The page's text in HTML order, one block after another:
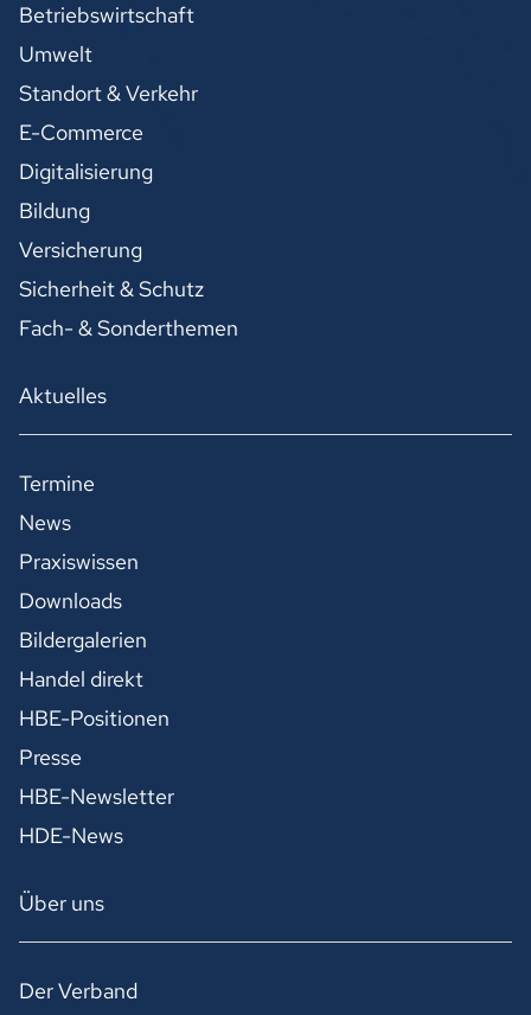
Betriebswirtschaft
Umwelt
Standort & Verkehr
E-Commerce
Digitalisierung
Bildung
Versicherung
Sicherheit & Schutz
Fach- & Sonderthemen
Aktuelles
Termine
News
Praxiswissen
Downloads
Bildergalerien
Handel direkt
HBE-Positionen
Presse
HBE-Newsletter
HDE-News
Über uns
Der Verband